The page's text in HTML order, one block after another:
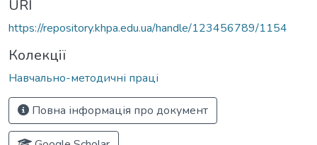
URI
https://repository.khpa.edu.ua/handle/123456789/1154
Колекції
Навчально-методичні праці
Повна інформація про документ